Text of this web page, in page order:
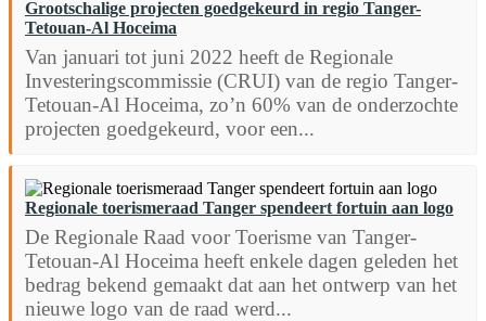
Grootschalige projecten goedgekeurd in regio Tanger-
Tetouan-Al Hoceima
Van januari tot juni 2022 heeft de Regionale
Investeringscommissie (CRUI) van de regio Tanger-
Tetouan-Al Hoceima, zo’n 60% van de onderzochte
projecten goedgekeurd, voor een...
Regionale toerismeraad Tanger spendeert fortuin aan logo
De Regionale Raad voor Toerisme van Tanger-
Tetouan-Al Hoceima heeft enkele dagen geleden het
bedrag bekend gemaakt dat aan het ontwerp van het
nieuwe logo van de raad werd...